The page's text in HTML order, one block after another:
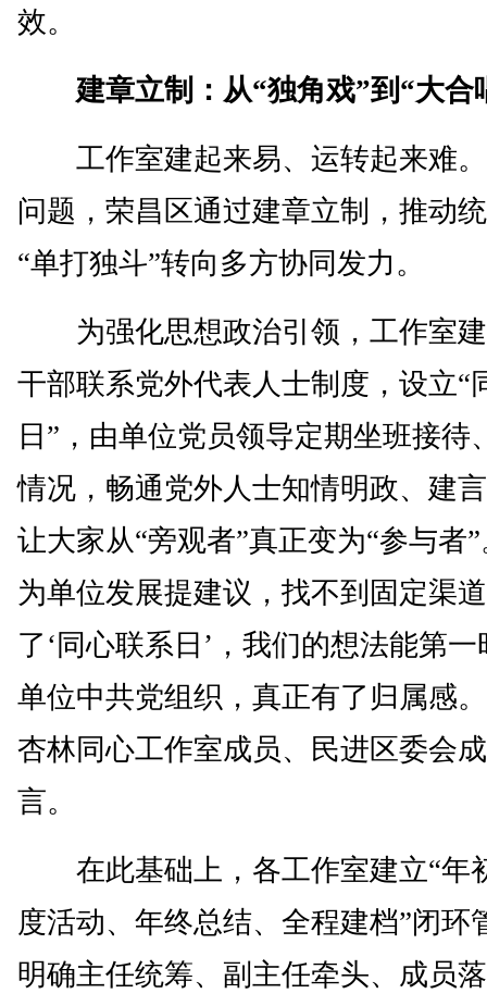
效。
建章立制：从“独角戏”到“大合
工作室建起来易、运转起来难。
问题，荣昌区通过建章立制，推动
“单打独斗”转向多方协同发力。
为强化思想政治引领，工作室建
干部联系党外代表人士制度，设立“
日”，由单位党员领导定期坐班接待
情况，畅通党外人士知情明政、建
让大家从“旁观者”真正变为“参与者
为单位发展提建议，找不到固定渠
了‘同心联系日’，我们的想法能第
单位中共党组织，真正有了归属感
杏林同心工作室成员、民进区委会
言。
在此基础上，各工作室建立“年
度活动、年终总结、全程建档”闭环
明确主任统筹、副主任牵头、成员